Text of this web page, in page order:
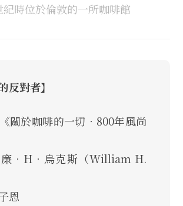
紀時位於倫敦的一所咖啡館
反對者】
關於咖啡的一切‧800年風尚
．H．烏克斯（William H.
恩